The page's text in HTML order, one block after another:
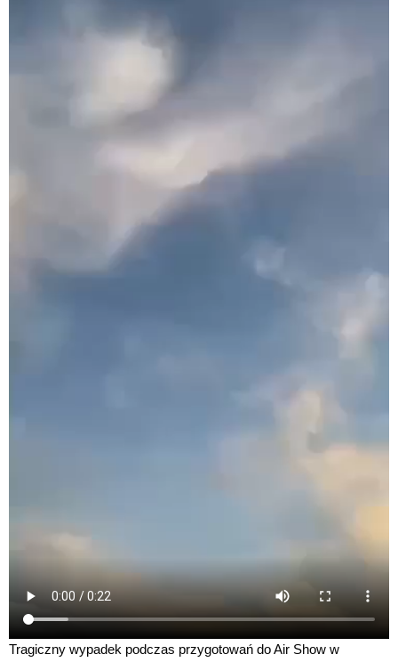
Tragiczny wypadek podczas przygotowań do Air Show w